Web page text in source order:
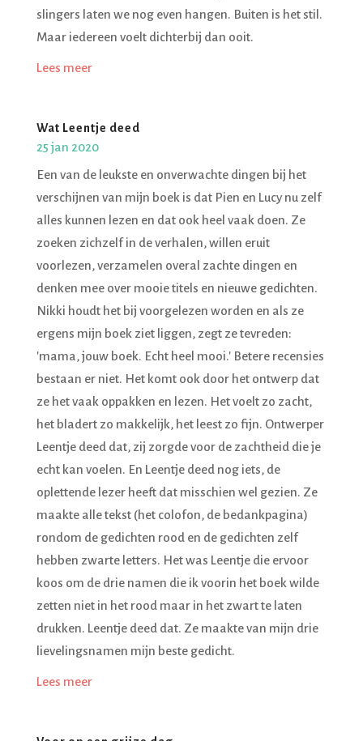
slingers laten we nog even hangen. Buiten is het stil.
Maar iedereen voelt dichterbij dan ooit.
Lees meer
Wat Leentje deed
25 jan 2020
Een van de leukste en onverwachte dingen bij het
verschijnen van mijn boek is dat Pien en Lucy nu zelf
alles kunnen lezen en dat ook heel vaak doen. Ze
zoeken zichzelf in de verhalen, willen eruit
voorlezen, verzamelen overal zachte dingen en
denken mee over mooie titels en nieuwe gedichten.
Nikki houdt het bij voorgelezen worden en als ze
ergens mijn boek ziet liggen, zegt ze tevreden:
'mama, jouw boek. Echt heel mooi.' Betere recensies
bestaan er niet. Het komt ook door het ontwerp dat
ze het vaak oppakken en lezen. Het voelt zo zacht,
het bladert zo makkelijk, het leest zo fijn. Ontwerper
Leentje deed dat, zij zorgde voor de zachtheid die je
echt kan voelen. En Leentje deed nog iets, de
oplettende lezer heeft dat misschien wel gezien. Ze
maakte alle tekst (het colofon, de bedankpagina)
rondom de gedichten rood en de gedichten zelf
hebben zwarte letters. Het was Leentje die ervoor
koos om de drie namen die ik voorin het boek wilde
zetten niet in het rood maar in het zwart te laten
drukken. Leentje deed dat. Ze maakte van mijn drie
lievelingsnamen mijn beste gedicht.
Lees meer